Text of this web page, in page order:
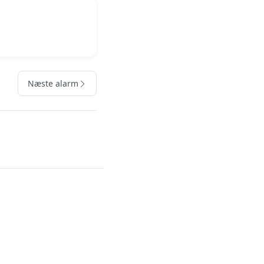
Næste alarm